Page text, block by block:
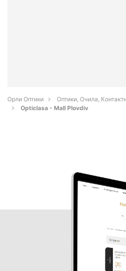
Орли Оптики
Оптики, Очила,
Opticlasa - Mall Plovdiv